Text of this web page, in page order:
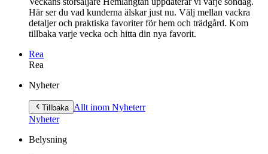
Här ser du vad kunderna älskar just nu. Välj mellan vackra
detaljer och praktiska favoriter för hem och trädgård. Kom
tillbaka varje vecka och hitta din nya favorit.
Rea
Rea
innehåll
Nyheter
Tillbaka Allt inom Nyheterr
Nyheter
Belysning